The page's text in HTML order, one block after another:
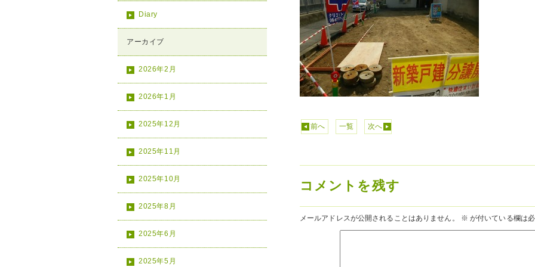
Diary
アーカイブ
2026年2月
2026年1月
2025年12月
2025年11月
2025年10月
2025年8月
2025年6月
2025年5月
前へ 一覧 次へ
コメントを残す
メールアドレスが公開されることはありません。 ※ が付いている欄は